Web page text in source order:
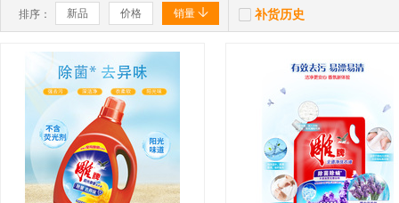
排序： 新品 价格 销量   补货历史